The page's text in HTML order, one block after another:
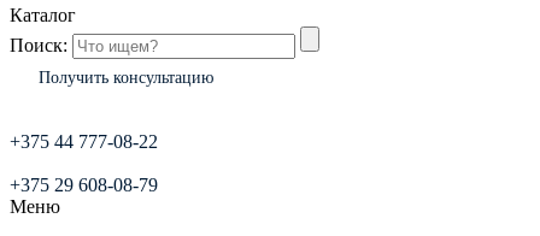
Каталог
Поиск:
Получить консультацию
+375 44 777-08-22
+375 29 608-08-79
Меню